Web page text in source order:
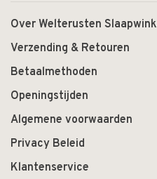
Over Welterusten
Verzending & Retouren
Betaalmethoden
Openingstijden
Algemene voorwaarden
Privacy Beleid
Klantenservice